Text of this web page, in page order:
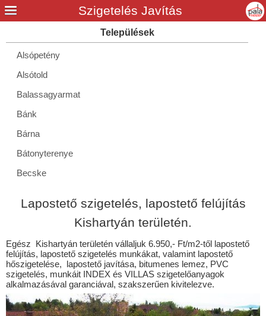
Alsópetény
Alsótold
Balassagyarmat
Bánk
Bárna
Bátonyterenye
Becske
Bercel
Bögöte
Borgáta
Buják
Cered
Lapostető szigetelés, lapostető felújítás
Kishartyán területén.
Egész Kishartyán területén vállaljuk 6.950,- Ft/m2-től lapostető
felújítás, lapostető szigetelés munkákat, valamint lapostető
hőszigetelése, lapostető javítása, bitumenes lemez, PVC
szigetelés, munkáit INDEX és VILLAS szigetelőanyagok
alkalmazásával garanciával, szakszerűen kivitelezve.